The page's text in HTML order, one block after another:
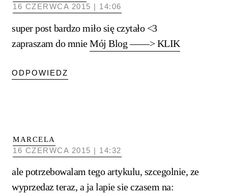
16 CZERWCA 2015 | 14:06
super post bardzo miło się czytało <3
zapraszam do mnieMój Blog ——> KLIK
ODPOWIEDZ
MARCELA
16 CZERWCA 2015 | 14:32
ale potrzebowalam tego artykulu, szcegolnie, ze
wyprzedaz teraz, a ja lapie sie czasem na: